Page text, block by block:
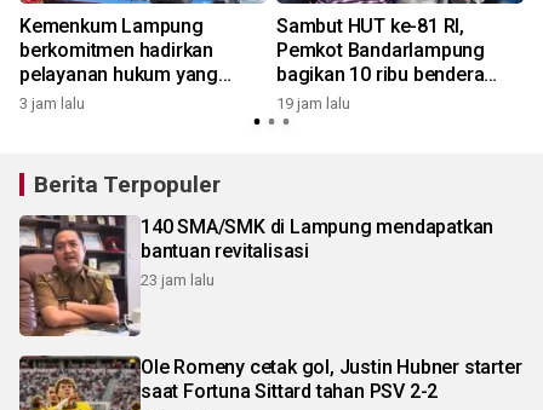
Kemenkum Lampung
berkomitmen hadirkan
pelayanan hukum yang
bermanfaat bagi
3 jam lalu
Sambut HUT ke-81 RI,
Pemkot Bandarlampung
bagikan 10 ribu bendera
Merah Putih
19 jam lalu
Berita Terpopuler
140 SMA/SMK di Lampung mendapatkan
bantuan revitalisasi
23 jam lalu
Ole Romeny cetak gol, Justin Hubner starter
saat Fortuna Sittard tahan PSV 2-2